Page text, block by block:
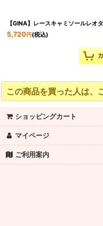
【GINA】レースキャミソールレオ
5,720 円 (税込)
この商品を買った人は、
ショッピングカート
マイページ
ご利用案内